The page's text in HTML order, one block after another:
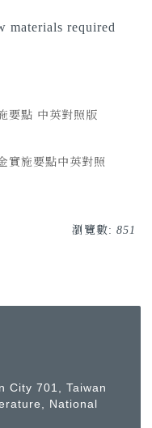
materials required
要點 中英對照版
實施要點中英對照
瀏覽數: 851
City 701, Taiwan
National